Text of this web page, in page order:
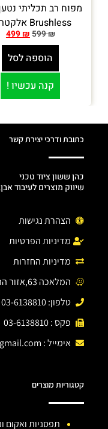
Brushless אלקטרוני
599₪
499₪
הוספה לסל
קנה עכשיו !
כתובת ודרכי יצירת קשר
כהן ששון ציוד טכני
שיווק מוצרים לעיבוד
הצהרת נגישות
מדיניות הפרטיות
מדיניות החזרות
המלאכה 63,אזור התעשיה חולון.
טלפון: 03-6138810
פקס : 03-6138810
אימייל :
קטגוריות מוצרים
תפסניות ואקום